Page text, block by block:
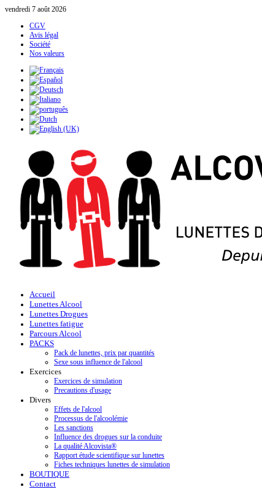
vendredi 7 août 2026
CGV
Avis légal
Société
Nos valeurs
Accueil
Lunettes Alcool
Lunettes Drogues
Lunettes fatigue
Parcours Alcool
PACKS
Pack de lunettes, prix par quantités
Sexe sous influence de l'alcool
Exercices
Exercices de simulation
Precautions d'usage
Divers
Effets de l'alcool
Processus de l'alcoolémie
Les sanctions
Influence des drogues sur la conduite
La qualité Alcovista®
Rapport étude scientifique sur lunettes
Fiches techniques lunettes de simulation
BOUTIQUE
Contact